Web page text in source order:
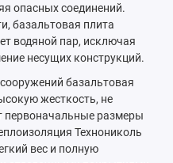
опасных соединений.
базальтовая плита
водяной пар, исключая
несущих конструкций.
базальтовая
жесткость, не
первоначальные размеры
Технониколь
вес и полную